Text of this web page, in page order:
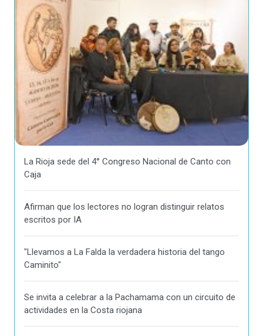
La Rioja sede del 4° Congreso Nacional de Canto con
Caja
Afirman que los lectores no logran distinguir relatos
escritos por IA
"Llevamos a La Falda la verdadera historia del tango
Caminito"
Se invita a celebrar a la Pachamama con un circuito de
actividades en la Costa riojana